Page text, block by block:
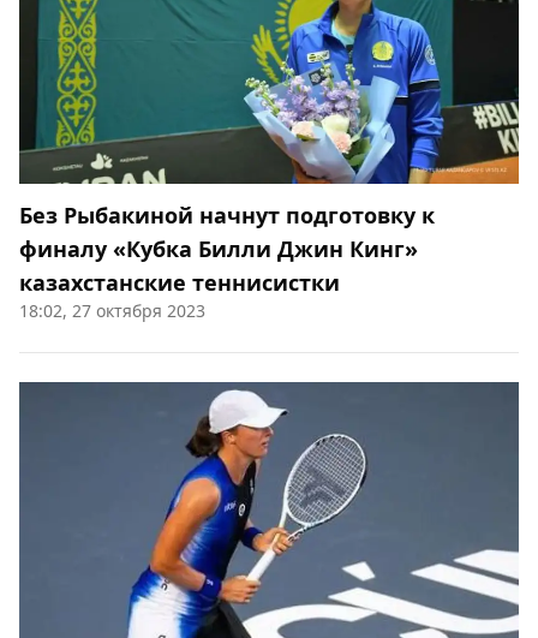
Без Рыбакиной начнут подготовку к
финалу «Кубка Билли Джин Кинг»
казахстанские теннисистки
18:02, 27 октября 2023